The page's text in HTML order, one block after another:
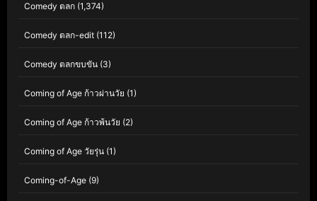
Comedy ตลก (1,374)
Comedy ตลก-edit (112)
Comedy ตลกขบขัน (3)
Coming of Age ก้าวผ่านวัย (1)
Coming of Age ก้าวพ้นวัย (2)
Coming of Age วัยรุ่น (1)
Coming-of-Age (9)